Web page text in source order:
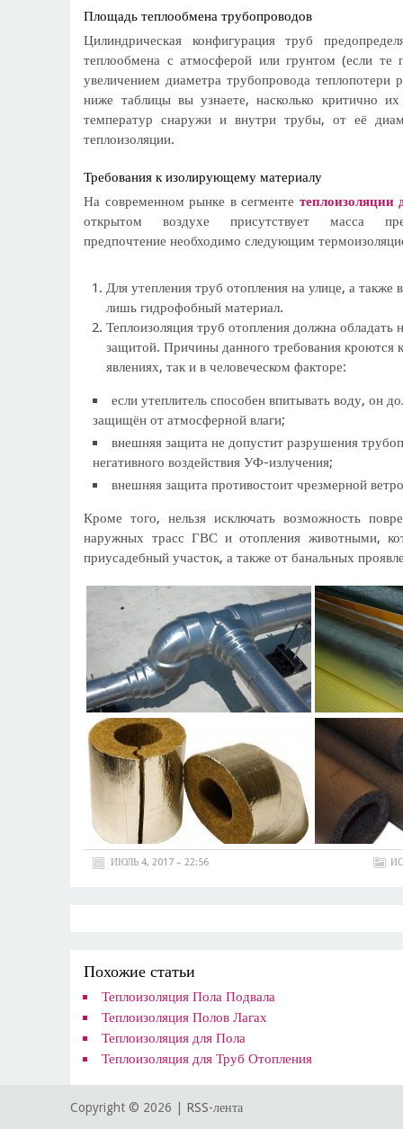
Площадь теплообмена трубопроводов
Цилиндрическая конфигурация труб
теплообмена с атмосферой или грунтом (если
увеличением диаметра трубопровода теплопотери
ниже таблицы вы узнаете, насколько критично
температур снаружи и внутри трубы, от её
теплоизоляции.
Требования к изолирующему материалу
На современном рынке в сегменте теплоизоляции
открытом воздухе присутствует масса
предпочтение необходимо следующим
Для утепления труб отопления на улице, а также
лишь гидрофобный материал.
Теплоизоляция труб отопления должна
защитой. Причины данного требования кроются
явлениях, так и в человеческом факторе:
если утеплитель способен впитывать воду, он
защищён от атмосферной влаги;
внешняя защита не допустит разрушения
негативного воздействия УФ-излучения;
внешняя защита противостоит чрезмерной
Кроме того, нельзя исключать возможность
наружных трасс ГВС и отопления животными,
приусадебный участок, а также от банальных
ИЮЛЬ 4, 2017 – 22:56
Похожие статьи
Теплоизоляция Пола Подвала
Теплоизоляция Полов Лагах
Теплоизоляция для Пола
Теплоизоляция для Труб Отопления
Copyright © 2026 | RSS-лента